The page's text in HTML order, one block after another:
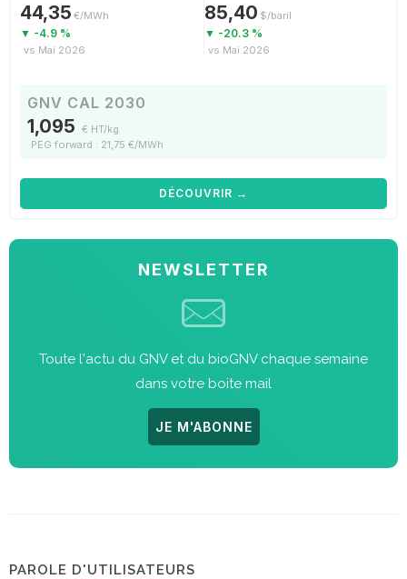
44,35 €/MWh
▼ -4.9 %
vs Mai 2026
85,40 $/baril
▼ -20.3 %
vs Mai 2026
GNV CAL 2030
1,095 € HT/kg
PEG forward : 21,75 €/MWh
DÉCOUVRIR →
NEWSLETTER
Toute l'actu du GNV et du bioGNV chaque semaine
dans votre boite mail
JE M'ABONNE
PAROLE D'UTILISATEURS